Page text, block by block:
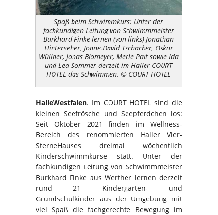
Spaß beim Schwimmkurs: Unter der
fachkundigen Leitung von Schwimmmeister
Burkhard Finke lernen (von links) Jonathan
Hinterseher, Jonne-David Tschacher, Oskar
Wüllner, Jonas Blomeyer, Merle Palt sowie Ida
und Lea Sommer derzeit im Haller COURT
HOTEL das Schwimmen. © COURT HOTEL
HalleWestfalen. Im COURT HOTEL sind die
kleinen Seefrösche und Seepferdchen los:
Seit Oktober 2021 finden im Wellness-
Bereich des renommierten Haller Vier-
SterneHauses dreimal wöchentlich
Kinderschwimmkurse statt. Unter der
fachkundigen Leitung von Schwimmmeister
Burkhard Finke aus Werther lernen derzeit
rund 21 Kindergarten- und
Grundschulkinder aus der Umgebung mit
viel Spaß die fachgerechte Bewegung im